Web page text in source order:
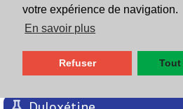
votre expérience de navigation.
En savoir plus
Refuser Tout
Administration et posologie
réduire tous les sous-titres